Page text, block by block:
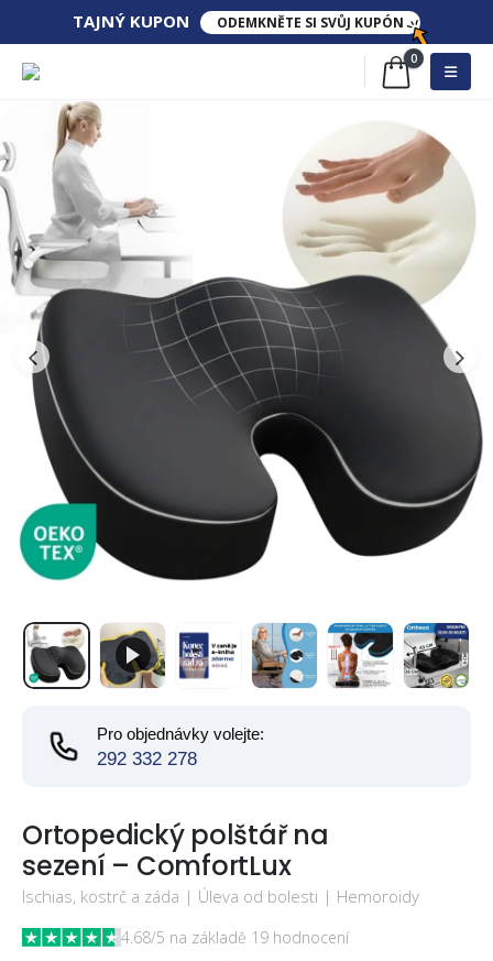
TAJNÝ KUPON​​ ODEMKNĚTE SI SVŮJ KUPÓN
0
Pro objednávky volejte:
292 332 278
Ortopedický polštář na
sezení – ComfortLux
Ischias, kostrč a záda | Úleva od bolesti | Hemoroidy
4.68/5 na základě 19 hodnocení